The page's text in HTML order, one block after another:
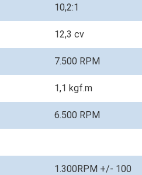
10,2:1
12,3 cv
7.500 RPM
1,1 kgf.m
6.500 RPM
1.300RPM +/- 100